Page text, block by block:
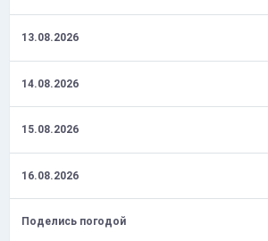
13.08.2026
14.08.2026
15.08.2026
16.08.2026
Поделись погодой